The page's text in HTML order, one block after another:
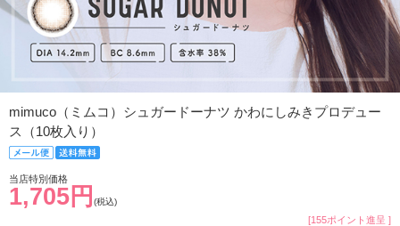
mimuco（ミムコ）シュガードーナツ かわにしみきプロデュー
ス（10枚入り）
当店特別価格
1,705円 (税込)
[155ポイント進呈 ]